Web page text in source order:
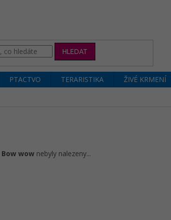
HLEDAT
PTACTVO TERARISTIKA ŽIVÉ KRMENÍ
Bow wow nebyly nalezeny...